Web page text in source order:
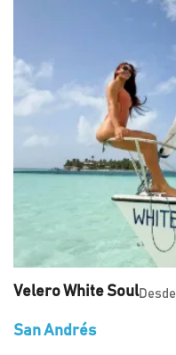
Velero White SoulDesde
San Andrés